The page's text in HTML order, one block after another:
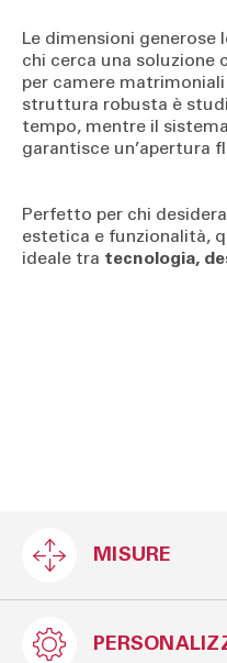
Le dimensioni generose
chi cerca una soluzione
per camere
struttura robusta è
tempo, mentre il
garantisce un’apertura
Perfetto per chi
estetica e funzionalità,
ideale tra tecnologia,
MISURE
L.277 x H.246 x P.66 cm